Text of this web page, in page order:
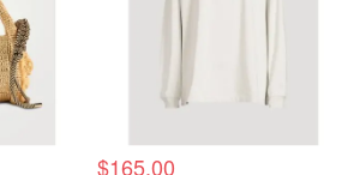
$165.00